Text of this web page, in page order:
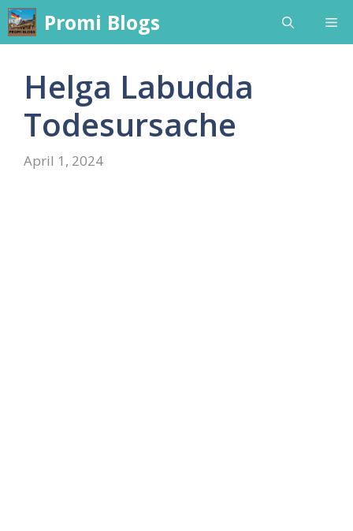
Skip
to
content
Promi Blogs
Helga Labudda
Todesursache
April 1, 2024